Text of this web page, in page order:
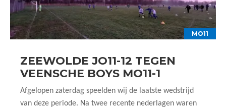
MO11
ZEEWOLDE JO11-12 TEGEN
VEENSCHE BOYS MO11-1
Afgelopen zaterdag speelden wij de laatste wedstrijd
van deze periode. Na twee recente nederlagen waren